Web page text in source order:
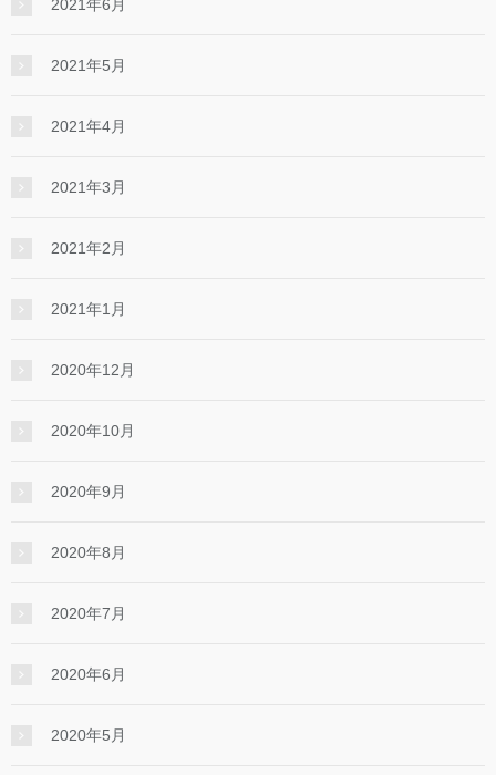
2021年6月
2021年5月
2021年4月
2021年3月
2021年2月
2021年1月
2020年12月
2020年10月
2020年9月
2020年8月
2020年7月
2020年6月
2020年5月